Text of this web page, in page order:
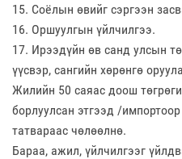
15. Соёлын өвийг сэргээн
16. Оршуулгын үйлчилгээ.
17. Ирээдүйн өв санд улсын
үүсвэр, сангийн хөрөнгө
Жилийн 50 саяас доош
борлуулсан этгээд /
татвараас чөлөөлнө.
Бараа, ажил, үйлчилгээг